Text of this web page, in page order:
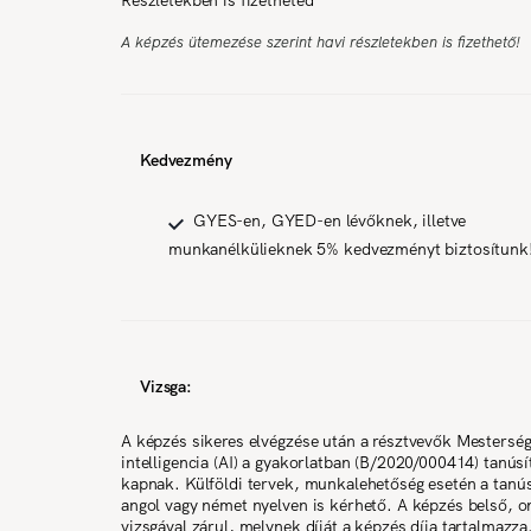
A képzés ütemezése szerint havi részletekben is fizethető!
Kedvezmény
GYES-en, GYED-en lévőknek, illetve
munkanélkülieknek 5% kedvezményt biztosítunk!
Vizsga:
A képzés sikeres elvégzése után a résztvevők
intelligencia (AI) a gyakorlatban (B/2020/000414)
kapnak. Külföldi tervek, munkalehetőség esetén a
angol vagy német nyelven is kérhető. A képzés belső,
vizsgával zárul, melynek díját a képzés díja tartalmazza.